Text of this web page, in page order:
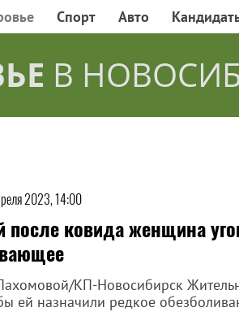
Спорт Авто
В
2023, 14:00
ковида женщина
КП-Новосибирск
ей назначили редкое